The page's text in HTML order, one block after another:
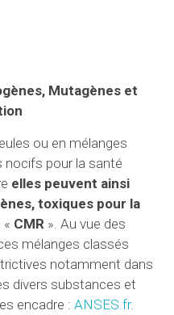
Mutagènes et
ou en mélanges
nocifs pour la santé
elles peuvent ainsi
toxiques pour la
« CMR ». Au vue des
mélanges classés
notamment dans
divers substances et
encadre : ANSES.fr.